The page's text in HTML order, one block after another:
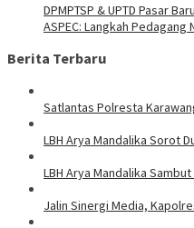
DPMPTSP & UPTD Pasar
ASPEC: Langkah Pedagang
Berita Terbaru
Satlantas Polresta
LBH Arya Mandalika Sorot
LBH Arya Mandalika
Jalin Sinergi Media,